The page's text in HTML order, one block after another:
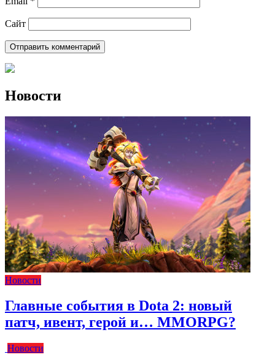
Сайт
Новости
Новости
Главные события в Dota 2: новый
патч, ивент, герой и… MMORPG?
Новости